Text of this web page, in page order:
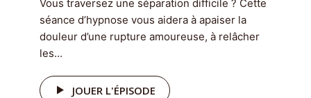
Vous traversez une séparation difficile ? Cette
séance d’hypnose vous aidera à apaiser la
douleur d’une rupture amoureuse, à relâcher
les...
JOUER L'ÉPISODE